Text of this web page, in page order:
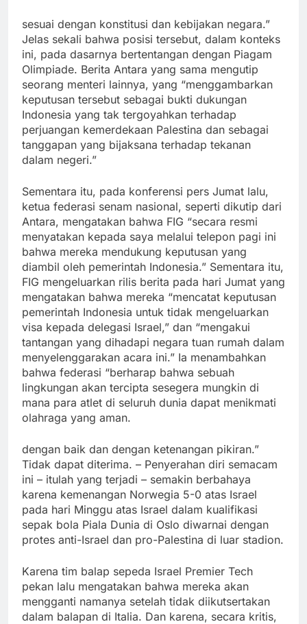
sesuai dengan konstitusi dan kebijakan negara.”
Jelas sekali bahwa posisi tersebut, dalam konteks
ini, pada dasarnya bertentangan dengan Piagam
Olimpiade. Berita Antara yang sama mengutip
seorang menteri lainnya, yang “menggambarkan
keputusan tersebut sebagai bukti dukungan
Indonesia yang tak tergoyahkan terhadap
perjuangan kemerdekaan Palestina dan sebagai
tanggapan yang bijaksana terhadap tekanan
dalam negeri.”
Sementara itu, pada konferensi pers Jumat lalu,
ketua federasi senam nasional, seperti dikutip dari
Antara, mengatakan bahwa FIG “secara resmi
menyatakan kepada saya melalui telepon pagi ini
bahwa mereka mendukung keputusan yang
diambil oleh pemerintah Indonesia.” Sementara itu,
FIG mengeluarkan rilis berita pada hari Jumat yang
mengatakan bahwa mereka “mencatat keputusan
pemerintah Indonesia untuk tidak mengeluarkan
visa kepada delegasi Israel,” dan “mengakui
tantangan yang dihadapi negara tuan rumah dalam
menyelenggarakan acara ini.” Ia menambahkan
bahwa federasi “berharap bahwa sebuah
lingkungan akan tercipta sesegera mungkin di
mana para atlet di seluruh dunia dapat menikmati
olahraga yang aman.
dengan baik dan dengan ketenangan pikiran.”
Tidak dapat diterima. – Penyerahan diri semacam
ini – itulah yang terjadi – semakin berbahaya
karena kemenangan Norwegia 5-0 atas Israel
pada hari Minggu atas Israel dalam kualifikasi
sepak bola Piala Dunia di Oslo diwarnai dengan
protes anti-Israel dan pro-Palestina di luar stadion.
Karena tim balap sepeda Israel Premier Tech
pekan lalu mengatakan bahwa mereka akan
mengganti namanya setelah tidak diikutsertakan
dalam balapan di Italia. Dan karena, secara kritis,